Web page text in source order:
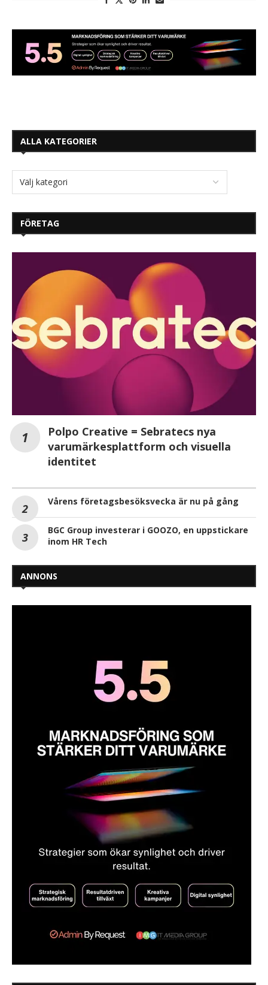
ALLA KATEGORIER
FÖRETAG
Polpo Creative = Sebratecs nya
varumärkesplattform och visuella
identitet
Vårens företagsbesöksvecka är nu på gång
BGC Group investerar i GOOZO, en uppstickare
inom HR Tech
ANNONS